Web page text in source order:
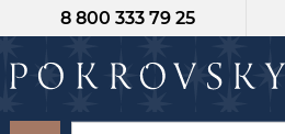
8 800 333 79 25
-30%
от 15 дней с
момента оплаты